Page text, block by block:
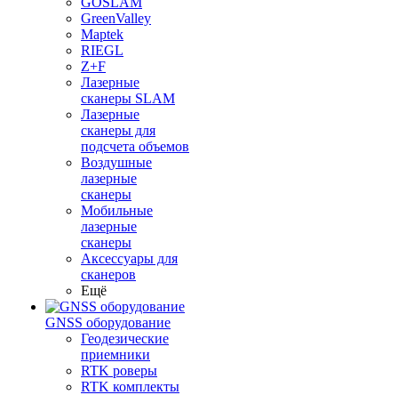
GreenValley
Maptek
RIEGL
Z+F
Лазерные
сканеры SLAM
Лазерные
сканеры для
подсчета объемов
Воздушные
лазерные
сканеры
Мобильные
лазерные
сканеры
Аксессуары для
сканеров
Ещё
GNSS оборудование
Геодезические
приемники
RTK роверы
RTK комплекты